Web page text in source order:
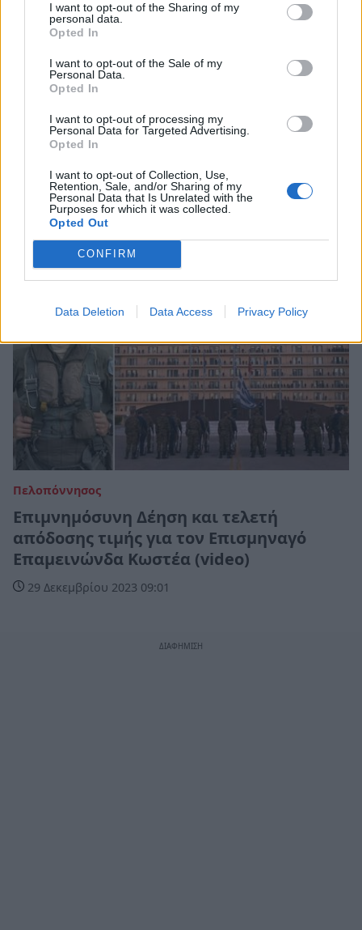
I want to opt-out of the Sharing of my
personal data.
Opted In
I want to opt-out of the Sale of my
Personal Data.
Opted In
I want to opt-out of processing my
Personal Data for Targeted Advertising.
Opted In
I want to opt-out of Collection, Use,
Retention, Sale, and/or Sharing of my
Personal Data that Is Unrelated with the
Purposes for which it was collected.
Opted Out
CONFIRM
Data Deletion Data Access Privacy Policy
Πελοπόννησος
Καλαμάτα: Συγκλονίζει η μητέρα του
40χρονου πιλότου - «Ο γιος μου
θυσιάστηκε» (video)
03 Ιανουαρίου 2024 09:01
Πελοπόννησος
Επιμνημόσυνη Δέηση και τελετή
απόδοσης τιμής για τον Επισμηναγό
Επαμεινώνδα Κωστέα (video)
29 Δεκεμβρίου 2023 09:01